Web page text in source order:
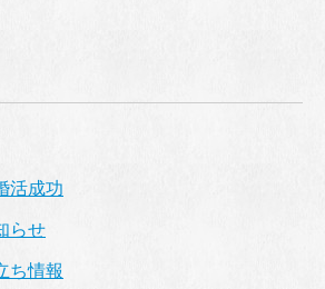
活成功
らせ
ち情報